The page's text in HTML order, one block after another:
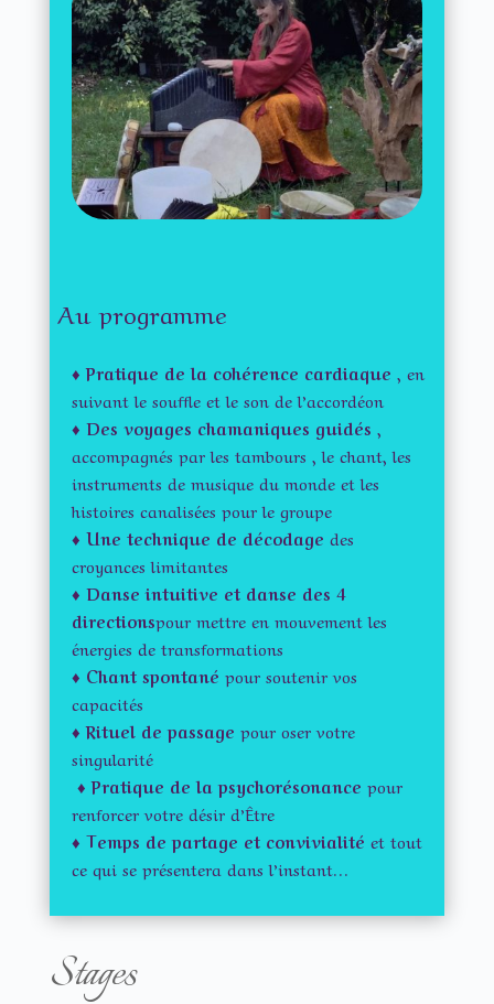
Au programme
♦Pratique de la cohérence cardiaque , en
suivant le souffle et le son de l’accordéon
♦ Des voyages chamaniques guidés ,
accompagnés par les tambours , le chant, les
instruments de musique du monde et les
histoires canalisées pour le groupe
♦ Une technique de décodage des
croyances limitantes
♦ Danse intuitive et danse des 4
directionspour mettre en mouvement les
énergies de transformations
♦ Chant spontané pour soutenir vos
capacités
♦Rituel de passage pour oser votre
singularité
♦Pratique de la psychorésonance pour
renforcer votre désir d’Être
♦ Temps de partage et convivialité et tout
ce qui se présentera dans l’instant…
Stages